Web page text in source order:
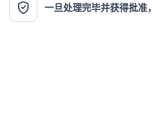
一旦处理完毕并获得批准